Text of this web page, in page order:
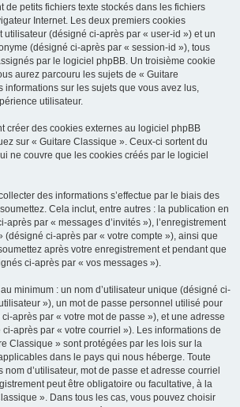
de petits fichiers texte stockés dans les fichiers
Internet. Les deux premiers cookies
utilisateur (désigné ci-après par « user-id ») et un
(désigné ci-après par « session-id »), tous
par le logiciel phpBB. Un troisième cookie
aurez parcouru les sujets de « Guitare
informations sur les sujets que vous avez lus,
utilisateur.
créer des cookies externes au logiciel phpBB
sur « Guitare Classique ». Ceux-ci sortent du
ne couvre que les cookies créés par le logiciel
des informations s’effectue par le biais des
Cela inclut, entre autres : la publication en
après par « messages d’invités »), l’enregistrement
(désigné ci-après par « votre compte »), ainsi que
après votre enregistrement et pendant que
ci-après par « vos messages »).
minimum : un nom d’utilisateur unique (désigné ci-
»), un mot de passe personnel utilisé pour
après par « votre mot de passe »), et une adresse
après par « votre courriel »). Les informations de
Classique » sont protégées par les lois sur la
dans le pays qui nous héberge. Toute
d’utilisateur, mot de passe et adresse courriel
peut être obligatoire ou facultative, à la
». Dans tous les cas, vous pouvez choisir